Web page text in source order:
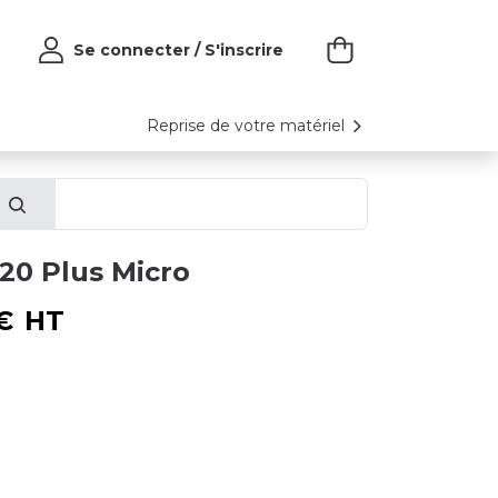
Se connecter / S'inscrire
Reprise de votre matériel
Plus Micro
HT